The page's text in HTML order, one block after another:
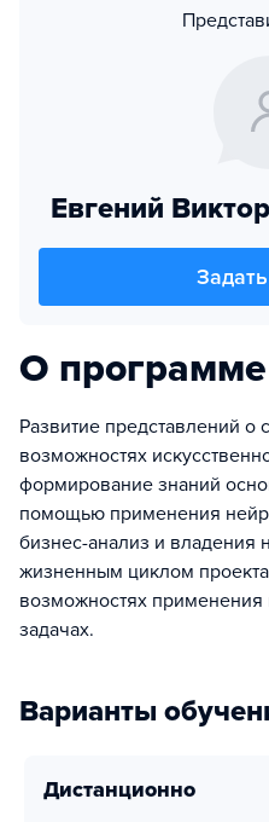
Евгений
О программе
Развитие представлений
возможностях
формирование знаний
помощью применения
бизнес-анализ и владения
жизненным циклом
возможностях применения
задачах.
Варианты
дистанционно